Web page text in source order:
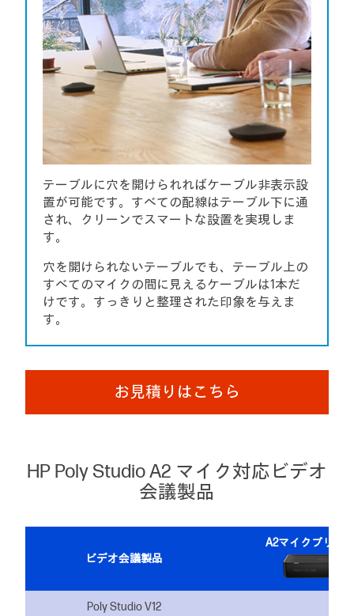
テーブルに穴を開けられればケーブル非表示設
置が可能です。すべての配線はテーブル下に通
され、クリーンでスマートな設置を実現しま
す。
穴を開けられないテーブルでも、テーブル上の
すべてのマイクの間に見えるケーブルは1本だ
けです。すっきりと整理された印象を与えま
す。
お見積りはこちら
HP Poly Studio A2 マイク対応ビデオ
会議製品
ビデオ会議製品
A2マイクブリッ
Poly Studio V12